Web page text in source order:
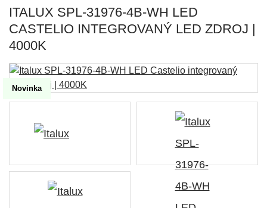
ITALUX SPL-31976-4B-WH LED
CASTELIO INTEGROVANÝ LED ZDROJ |
4000K
Novinka